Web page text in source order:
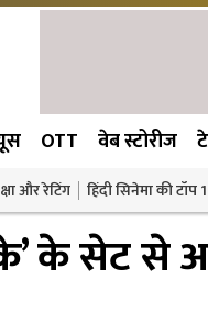
OTT वेब स्टोरीज
और रेटिंग हिंदी सिनेमा की
के सेट से